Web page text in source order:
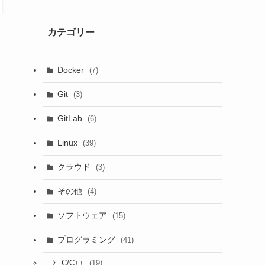
カテゴリー
Docker (7)
Git (3)
GitLab (6)
Linux (39)
クラウド (3)
その他 (4)
ソフトウェア (15)
プログラミング (41)
C/C++ (19)